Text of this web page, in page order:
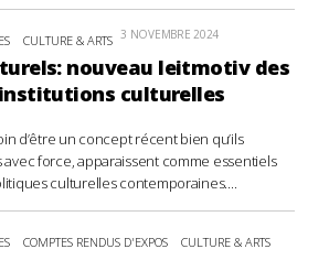
CULTURE & ARTS 3 NOVEMBRE 2024
nouveau leitmotiv des
culturelles
d’être un concept récent bien qu’ils
avec force, apparaissent comme essentiels
culturelles contemporaines....
COMPTES RENDUS D'EXPOS CULTURE & ARTS